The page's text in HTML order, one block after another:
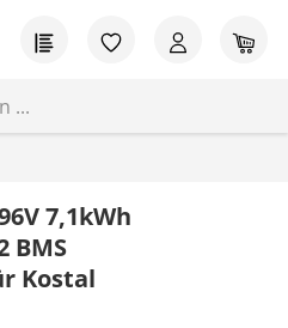
Du hast 0
7,1kWh
BMS
Kostal